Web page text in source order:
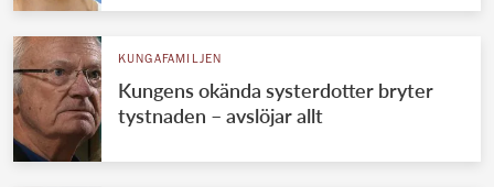
KUNGAFAMILJEN
Kungens okända systerdotter bryter
tystnaden – avslöjar allt